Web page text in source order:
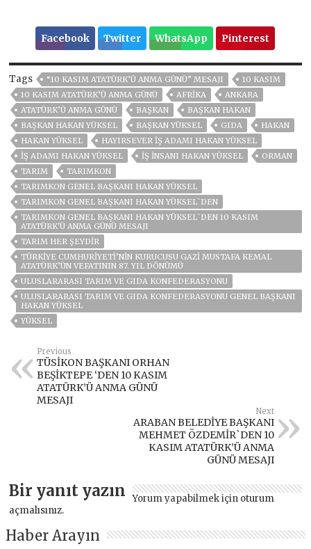
Facebook Twitter WhatsApp Pinterest
Tags “10 KASIM ATATÜRK’Ü ANMA GÜNÜ” MESAJI
10 KASIM
10 KASIM ATATÜRK’Ü ANMA GÜNÜ
AFRİKA
ANKARA
ATATÜRK’Ü ANMA GÜNÜ
BAŞKAN
BAŞKAN HAKAN
BAŞKAN HAKAN YÜKSEL
BAŞKAN YÜKSEL GIDA
HAKAN
HAKAN YÜKSEL
HAYIRSEVER IŞ ADAMI HAKAN YÜKSEL
IŞ ADAMI HAKAN YÜKSEL
IŞ INSANI HAKAN YÜKSEL
ORMAN
TARIM
TARIMKON
TARIMKON GENEL BAŞKANI HAKAN YÜKSEL
TARIMKON GENEL BAŞKANI HAKAN YÜKSEL`DEN
TARIMKON GENEL BAŞKANI HAKAN YÜKSEL`DEN 10 KASIM
ATATÜRK'Ü ANMA GÜNÜ MESAJI
TARIM HER ŞEYDIR
TÜRKIYE CUMHURIYETI’NIN KURUCUSU GAZI MUSTAFA KEMAL
ATATÜRK’ÜN VEFATININ 87. YIL DÖNÜMÜ
ULUSLARARASI TARIM VE GIDA KONFEDERASYONU
ULUSLARARASI TARIM VE GIDA KONFEDERASYONU GENEL BAŞKANI
HAKAN YÜKSEL
YÜKSEL
Previous
TÜSİKON BAŞKANI ORHAN
BEŞİKTEPE ‘DEN 10 KASIM
ATATÜRK’Ü ANMA GÜNÜ
MESAJI
Next
ARABAN BELEDİYE BAŞKANI
MEHMET ÖZDEMİR`DEN 10
KASIM ATATÜRK’Ü ANMA
GÜNÜ MESAJI
Bir yanıt yazın Yorum yapabilmek için oturum
açmalısınız.
Haber Arayın